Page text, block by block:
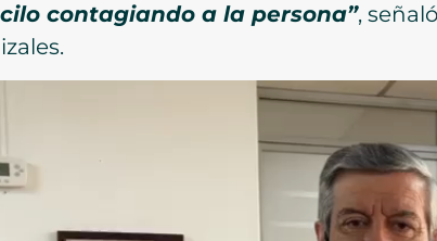
contagiando a la persona”,